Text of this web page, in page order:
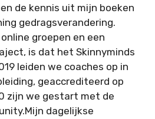
de kennis uit mijn boeken
gedragsverandering.
groepen en een
is dat het Skinnyminds
leiden we coaches op in
geaccrediteerd op
zijn we gestart met de
dagelijkse